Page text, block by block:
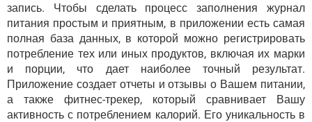
запись. Чтобы сделать процесс заполнения журнал
питания простым и приятным, в приложении есть самая
полная база данных, в которой можно регистрировать
потребление тех или иных продуктов, включая их марки
и порции, что дает наиболее точный результат.
Приложение создает отчеты и отзывы о Вашем питании,
а также фитнес-трекер, который сравнивает Вашу
активность с потреблением калорий. Его уникальность в